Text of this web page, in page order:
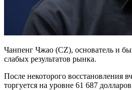
Чанпенг Чжао (CZ), основатель и
слабых результатов рынка.
После некоторого восстановления
торгуется на уровне 61 687